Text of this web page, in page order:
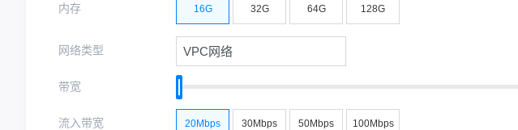
内存 16G 32G 64G 128G
网络类型 VPC网络
带宽
流入带宽 20Mbps 30Mbps 50Mbps 100Mbps